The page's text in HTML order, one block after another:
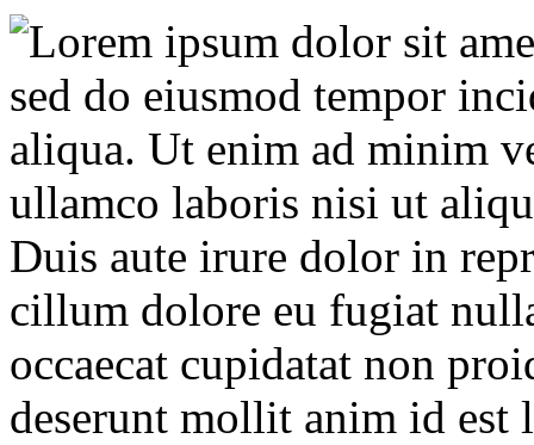
Lorem ipsum dolor sit
sed do eiusmod tempor
aliqua. Ut enim ad minim
ullamco laboris nisi ut
Duis aute irure dolor in
cillum dolore eu fugiat
occaecat cupidatat non
deserunt mollit anim id est